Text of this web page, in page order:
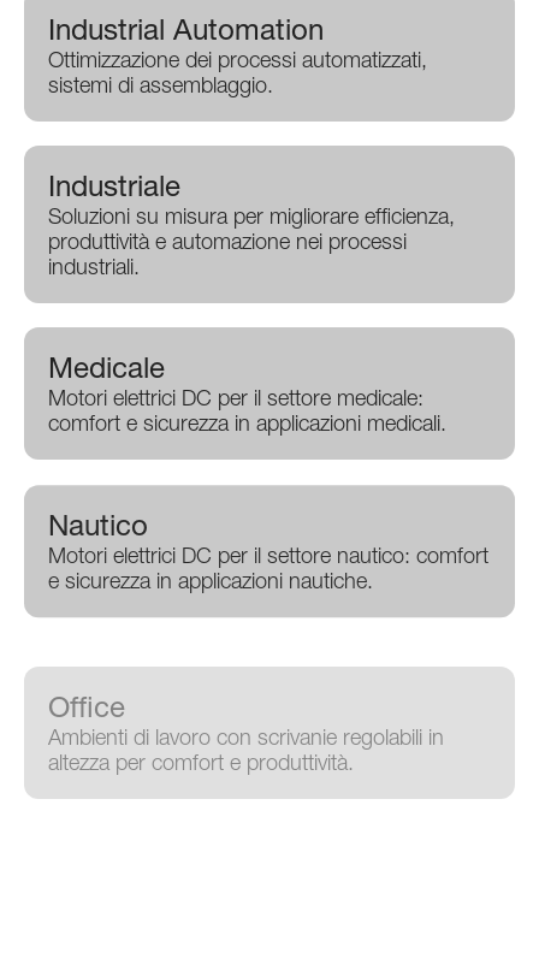
Industrial Automation
Ottimizzazione dei processi automatizzati,
sistemi di assemblaggio.
Industriale
Soluzioni su misura per migliorare efficienza,
produttività e automazione nei processi
industriali.
Medicale
Motori elettrici DC per il settore medicale:
comfort e sicurezza in applicazioni medicali.
Nautico
Motori elettrici DC per il settore nautico: comfort
e sicurezza in applicazioni nautiche.
Ambienti di lavoro con scrivanie regolabili in
altezza per comfort e produttività.